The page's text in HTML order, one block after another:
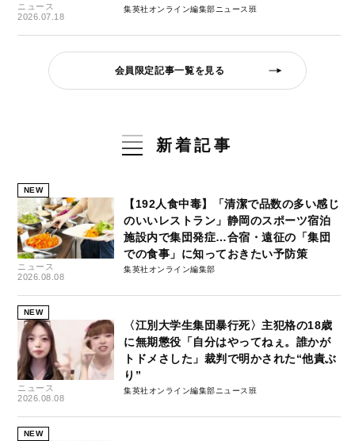
ニュース
2026.07.18
集英社オンライン編集部ニュース班
会員限定記事一覧を見る
新着記事
NEW
ニュース
2026.08.08
【192人食中毒】「清潔で品数の多い感じ
のいいレストラン」静岡のスポーツ宿泊
施設内で集団発症…合宿・遠征の「集団
での食事」に知っておきたい予防策
集英社オンライン編集部
NEW
ニュース
2026.08.08
〈江別大学生集団暴行死〉主犯格の18歳
に無期懲役「自分はやってねぇ。誰かが
トドメさした」裁判で明かされた“他責ぶ
り”
集英社オンライン編集部ニュース班
NEW